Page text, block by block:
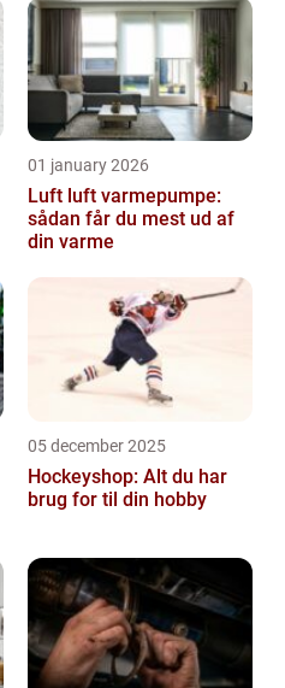
01 january 2026
Luft luft varmepumpe:
sådan får du mest ud af
din varme
05 december 2025
Hockeyshop: Alt du har
brug for til din hobby